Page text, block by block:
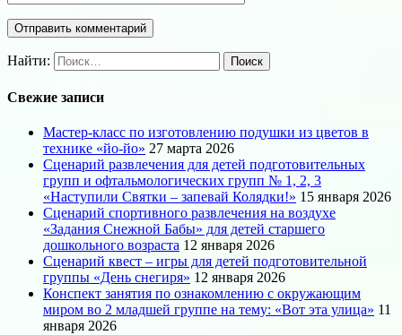
Найти:
Свежие записи
Мастер-класс по изготовлению подушки из цветов в
технике «йо-йо» 27 марта 2026
Сценарий развлечения для детей подготовительных
групп и офтальмологических групп № 1, 2, 3
«Наступили Святки – запевай Колядки!» 15 января 2026
Сценарий спортивного развлечения на воздухе
«Задания Снежной Бабы» для детей старшего
дошкольного возраста 12 января 2026
Сценарий квест – игры для детей подготовительной
группы «День снегиря» 12 января 2026
Конспект занятия по ознакомлению с окружающим
миром во 2 младшей группе на тему: «Вот эта улица» 11
января 2026